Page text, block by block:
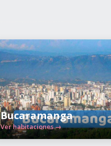
Bucaramanga
Ver habitaciones →